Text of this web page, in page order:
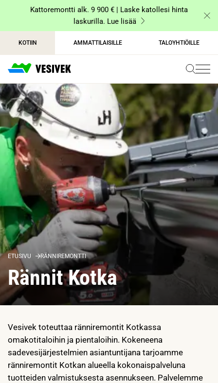
sisältöönKattoremontti alk. 9 900 € | Laske katollesi hinta
laskurilla. Lue lisää
KOTIIN AMMATTILAISILLE TALOYHTIÖILLE
ETUSIVU RÄNNIREMONTTI
Rännit Kotka
Vesivek toteuttaa ränniremontit Kotkassa
omakotitaloihin ja pientaloihin. Kokeneena
sadevesijärjestelmien asiantuntijana tarjoamme
ränniremontit Kotkan alueella kokonaispalveluna
tuotteiden valmistuksesta asennukseen. Palvelemme